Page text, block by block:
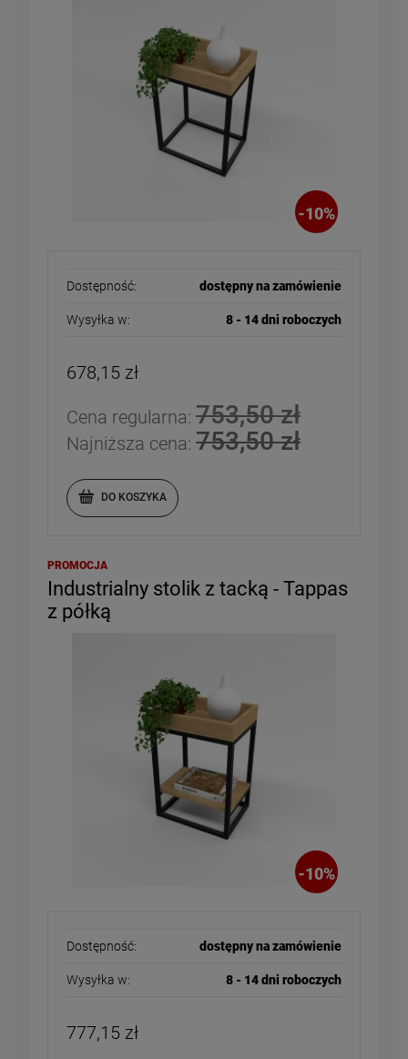
-10%
Dostępność: dostępny na zamówienie
Wysyłka w: 8 - 14 dni roboczych
678,15 zł
Cena regularna: 753,50 zł
Najniższa cena: 753,50 zł
DO KOSZYKA
Industrialny stolik z tacką - Tappas
z półką
-10%
Dostępność: dostępny na zamówienie
Wysyłka w: 8 - 14 dni roboczych
777,15 zł
PROMOCJA